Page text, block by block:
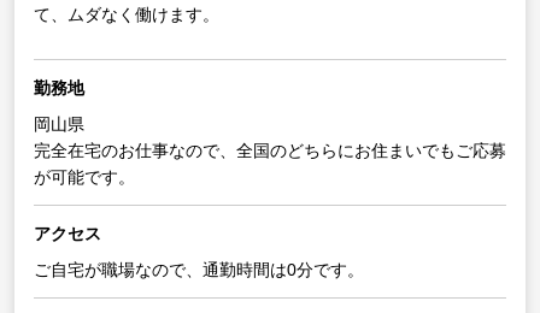
て、ムダなく働けます。
勤務地
岡山県
完全在宅のお仕事なので、全国のどちらにお住まいでもご応募
が可能です。
アクセス
ご自宅が職場なので、通勤時間は0分です。